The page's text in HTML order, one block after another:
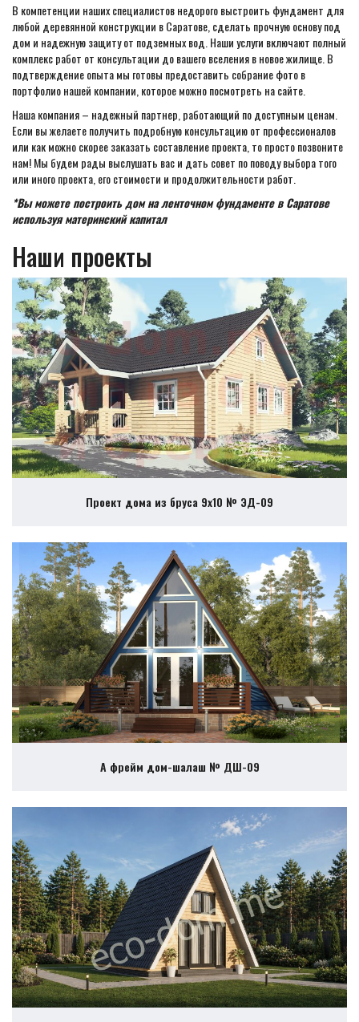
В компетенции наших специалистов недорого выстроить фундамент для
любой деревянной конструкции в Саратове, сделать прочную основу под
дом и надежную защиту от подземных вод. Наши услуги включают полный
комплекс работ от консультации до вашего вселения в новое жилище. В
подтверждение опыта мы готовы предоставить собрание фото в
портфолио нашей компании, которое можно посмотреть на сайте.
Наша компания – надежный партнер, работающий по доступным ценам.
Если вы желаете получить подробную консультацию от профессионалов
или как можно скорее заказать составление проекта, то просто позвоните
нам! Мы будем рады выслушать вас и дать совет по поводу выбора того
или иного проекта, его стоимости и продолжительности работ.
*Вы можете построить дом на ленточном фундаменте в Саратове
используя материнский капитал
Наши проекты
Проект дома из бруса 9х10 № ЭД-09
А фрейм дом-шалаш № ДШ-09